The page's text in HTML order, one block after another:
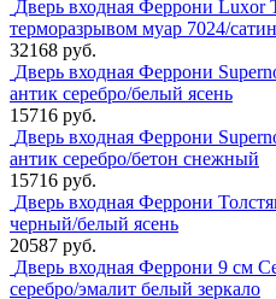
Дверь входная Феррони Luxor
терморазрывом муар 7024/
32168 руб.
Дверь входная Феррони
антик серебро/белый ясень
15716 руб.
Дверь входная Феррони
антик серебро/бетон снежный
15716 руб.
Дверь входная Феррони
черный/белый ясень
20587 руб.
Дверь входная Феррони 9 см
серебро/эмалит белый зеркало